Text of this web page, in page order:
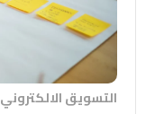
التسويق الالكتروني